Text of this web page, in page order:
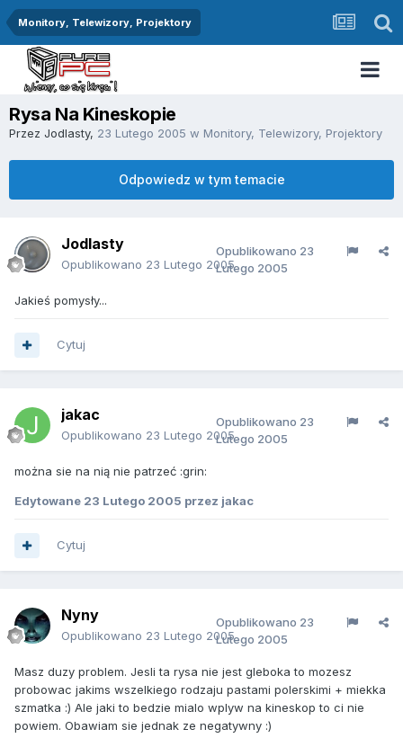
Monitory, Telewizory, Projektory
Rysa Na Kineskopie
Przez Jodlasty, 23 Lutego 2005 w Monitory, Telewizory, Projektory
Odpowiedz w tym temacie
Jodlasty
Opublikowano 23 Lutego 2005
Opublikowano 23
Lutego 2005
Jakieś pomysły...
Cytuj
jakac
Opublikowano 23 Lutego 2005
Opublikowano 23
Lutego 2005
można sie na nią nie patrzeć :grin:
Edytowane 23 Lutego 2005 przez jakac
Cytuj
Nyny
Opublikowano 23 Lutego 2005
Opublikowano 23
Lutego 2005
Masz duzy problem. Jesli ta rysa nie jest gleboka to mozesz
probowac jakims wszelkiego rodzaju pastami polerskimi + miekka
szmatka :) Ale jaki to bedzie mialo wplyw na kineskop to ci nie
powiem. Obawiam sie jednak ze negatywny :)